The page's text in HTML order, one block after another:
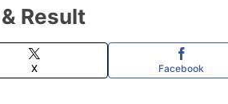
Result
X Facebook